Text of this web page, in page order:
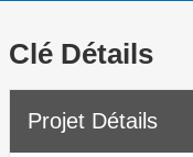
Clé Détails
Projet Détails